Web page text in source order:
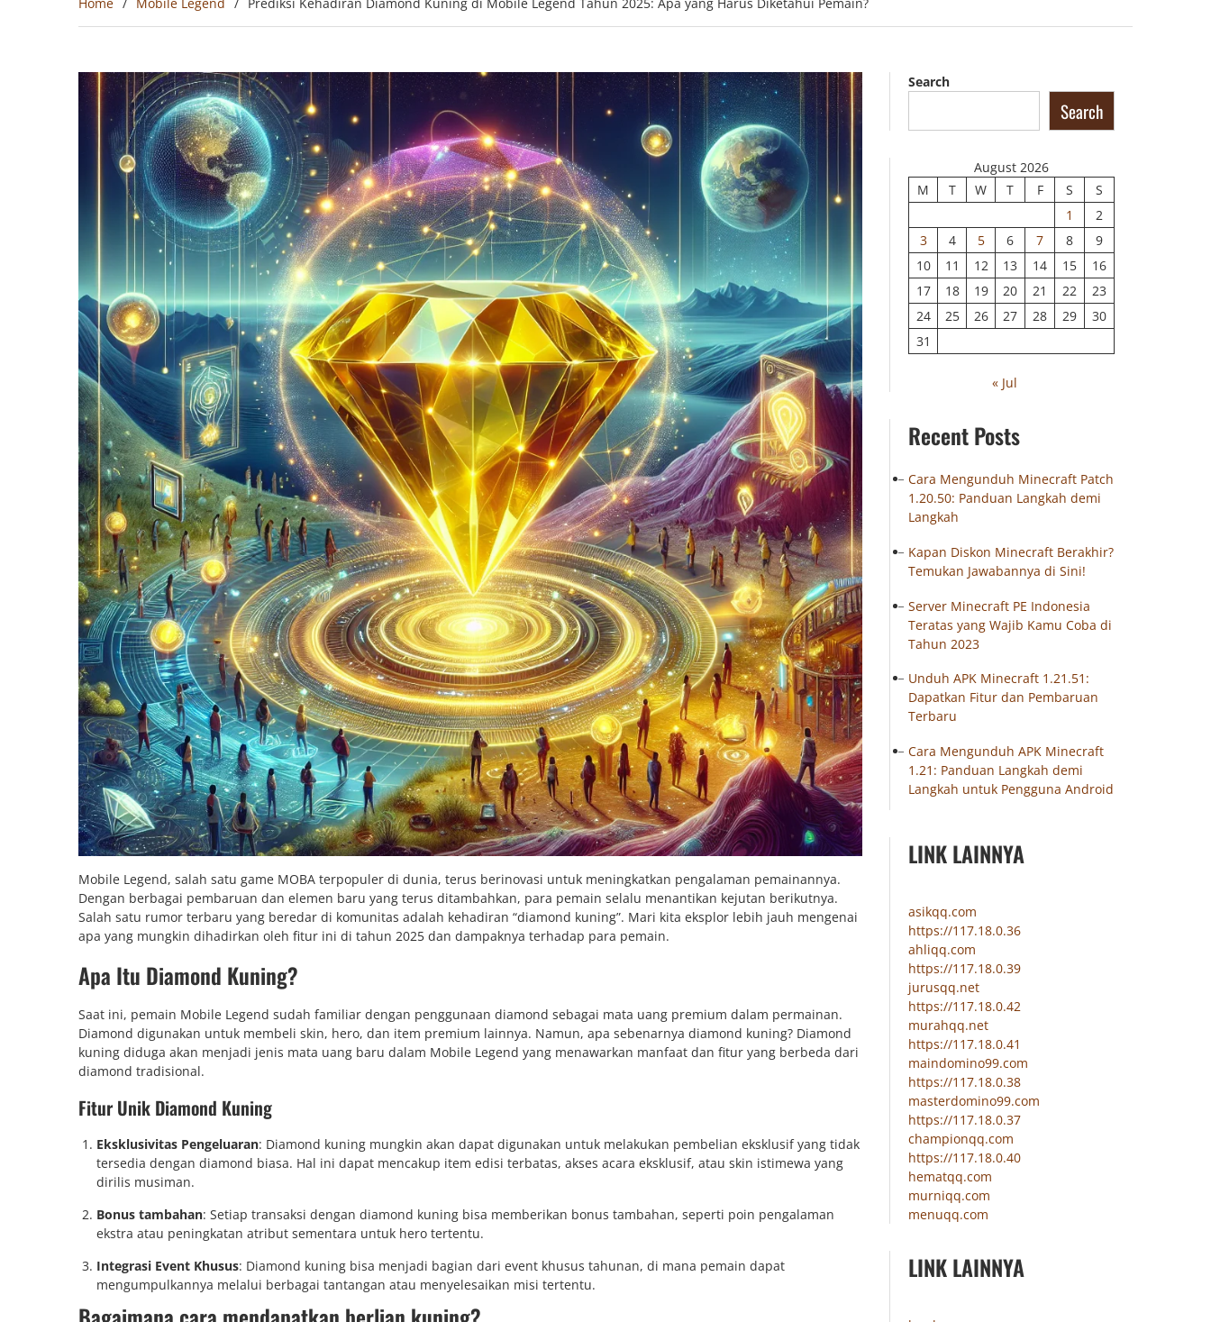
Mobile Legend, salah satu game MOBA terpopuler di dunia, terus berinovasi untuk meningkatkan pengalaman pemainannya.
Dengan berbagai pembaruan dan elemen baru yang terus ditambahkan, para pemain selalu menantikan kejutan berikutnya.
Salah satu rumor terbaru yang beredar di komunitas adalah kehadiran “diamond kuning”. Mari kita eksplor lebih jauh mengenai
apa yang mungkin dihadirkan oleh fitur ini di tahun 2025 dan dampaknya terhadap para pemain.
Apa Itu Diamond Kuning?
Saat ini, pemain Mobile Legend sudah familiar dengan penggunaan diamond sebagai mata uang premium dalam permainan.
Diamond digunakan untuk membeli skin, hero, dan item premium lainnya. Namun, apa sebenarnya diamond kuning? Diamond
kuning diduga akan menjadi jenis mata uang baru dalam Mobile Legend yang menawarkan manfaat dan fitur yang berbeda dari
diamond tradisional.
Fitur Unik Diamond Kuning
Eksklusivitas Pengeluaran: Diamond kuning mungkin akan dapat digunakan untuk melakukan pembelian eksklusif yang tidak
tersedia dengan diamond biasa. Hal ini dapat mencakup item edisi terbatas, akses acara eksklusif, atau skin istimewa yang
dirilis musiman.
Bonus tambahan: Setiap transaksi dengan diamond kuning bisa memberikan bonus tambahan, seperti poin pengalaman
ekstra atau peningkatan atribut sementara untuk hero tertentu.
Integrasi Event Khusus: Diamond kuning bisa menjadi bagian dari event khusus tahunan, di mana pemain dapat
mengumpulkannya melalui berbagai tantangan atau menyelesaikan misi tertentu.
Search
Search
August 2026
M
T W T F S
S
1
2
3
4 5 6 7 8
9
10
11 12 13 14 15
16
17
18 19 20 21 22
23
24
25 26 27 28 29
30
31
« Jul
Recent Posts
Cara Mengunduh Minecraft Patch
1.20.50: Panduan Langkah demi
Langkah
Kapan Diskon Minecraft Berakhir?
Temukan Jawabannya di Sini!
Server Minecraft PE Indonesia
Teratas yang Wajib Kamu Coba di
Tahun 2023
Unduh APK Minecraft 1.21.51:
Dapatkan Fitur dan Pembaruan
Terbaru
Cara Mengunduh APK Minecraft
1.21: Panduan Langkah demi
Langkah untuk Pengguna Android
LINK LAINNYA
asikqq.com
https://117.18.0.36
ahliqq.com
https://117.18.0.39
jurusqq.net
https://117.18.0.42
murahqq.net
https://117.18.0.41
maindomino99.com
https://117.18.0.38
masterdomino99.com
https://117.18.0.37
championqq.com
https://117.18.0.40
hematqq.com
murniqq.com
menuqq.com
LINK LAINNYA